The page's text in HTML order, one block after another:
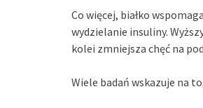
Co więcej, białko
wydzielanie insuliny.
kolei zmniejsza chęć na
Wiele badań wskazuje na